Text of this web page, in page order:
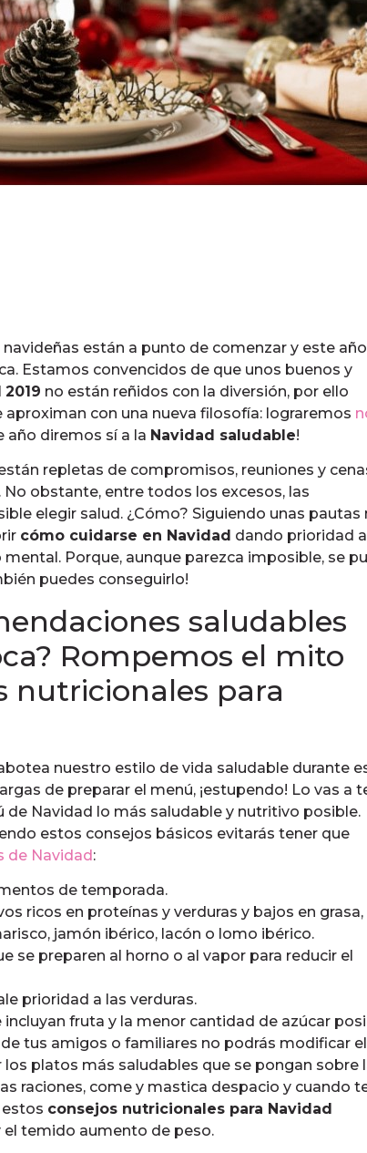
están a punto de comenzar y este
Estamos convencidos de que unos buenos y
2019 no están reñidos con la diversión, por ello
con una nueva filosofía: lograremos
año diremos sí a la Navidad saludable!
repletas de compromisos, reuniones y
obstante, entre todos los excesos, las
elegir salud. ¿Cómo? Siguiendo unas pautas
cómo cuidarse en Navidad dando prioridad a
Porque, aunque parezca imposible, se
puedes conseguirlo!
saludables
Rompemos el mito
nutricionales para
nuestro estilo de vida saludable durante
de preparar el menú, ¡estupendo! Lo vas a
de Navidad lo más saludable y nutritivo posible.
estos consejos básicos evitarás tener que
de Navidad:
de temporada.
ricos en proteínas y verduras y bajos en grasa,
jamón ibérico, lacón o lomo ibérico.
se preparen al horno o al vapor para reducir el
prioridad a las verduras.
fruta y la menor cantidad de azúcar
tus amigos o familiares no podrás modificar el
platos más saludables que se pongan sobre
raciones, come y mastica despacio y cuando
estos consejos nutricionales para Navidad
el temido aumento de peso.